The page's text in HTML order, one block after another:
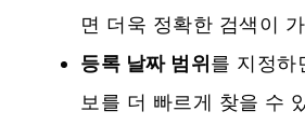
면 더욱 정확한 검색이
등록 날짜 범위 를 지정하
보를 더 빠르게 찾을 수